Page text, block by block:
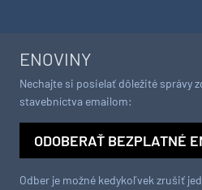
ENOVINY
Nechajte si posielať dôležité správy
stavebníctva emailom:
ODOBERAŤ BEZPLATNÉ
Odber je možné kedykoľvek zrušiť